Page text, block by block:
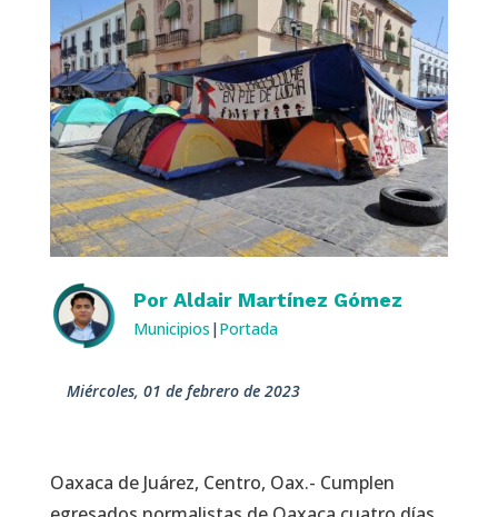
Por Aldair Martínez Gómez
Municipios | Portada
miércoles, 01 de febrero de 2023
Oaxaca de Juárez, Centro, Oax.- Cumplen